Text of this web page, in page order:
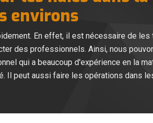
environs
En effet, il est nécessaire de les
des professionnels. Ainsi, nous
qui a beaucoup d'expérience en la
Il peut aussi faire les opérations dans